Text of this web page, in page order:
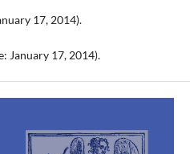
17, 2014).
January 17, 2014).